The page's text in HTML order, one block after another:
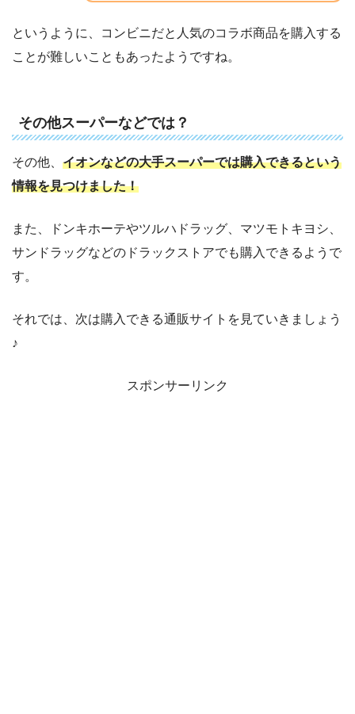
というように、コンビニだと人気のコラボ商品を購入する
ことが難しいこともあったようですね。
その他スーパーなどでは？
その他、 イオンなどの大手スーパーでは購入できるという
情報を見つけました！
また、ドンキホーテやツルハドラッグ、マツモトキヨシ、
サンドラッグなどのドラックストアでも購入できるようで
す。
それでは、次は購入できる通販サイトを見ていきましょう
♪
スポンサーリンク